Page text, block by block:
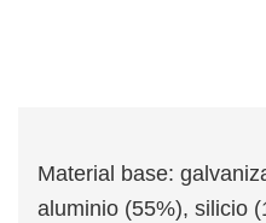
Material base:
aluminio (55%), silicio